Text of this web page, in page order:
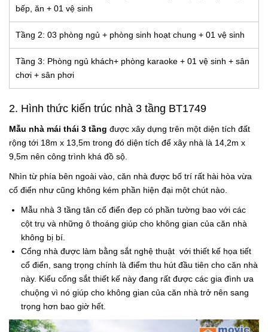
bếp, ăn + 01 vệ sinh
Tầng 2: 03 phòng ngủ + phòng sinh hoạt chung + 01 vệ sinh
Tầng 3: Phòng ngủ khách+ phòng karaoke + 01 vệ sinh + sân
chơi + sân phơi
2. Hình thức kiến trúc nhà 3 tầng BT1749
Mẫu nhà mái thái 3 tầng được xây dựng trên một diện tích đất
rộng tới 18m x 13,5m trong đó diện tích để xây nhà là 14,2m x
9,5m nên công trình khá đồ sộ.
Nhìn từ phía bên ngoài vào, căn nhà được bố trí rất hài hòa vừa
cổ điển như cũng không kém phần hiện đại một chút nào.
Mẫu nhà 3 tầng tân cổ điển đẹp có phần tường bao với các
cột trụ và những ô thoáng giúp cho không gian của căn nhà
không bị bí.
Cổng nhà được làm bằng sắt nghệ thuật với thiết kế họa tiết
cổ điển, sang trọng chính là điểm thu hút đầu tiên cho căn nhà
này. Kiểu cổng sắt thiết kế này đang rất được các gia đình ưa
chuộng vì nó giúp cho không gian của căn nhà trở nên sang
trọng hơn bao giờ hết.